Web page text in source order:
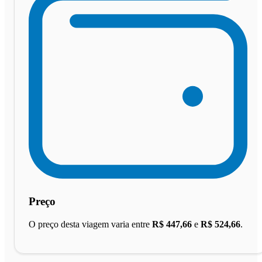
Preço
O preço desta viagem varia entre R$ 447,66 e R$ 524,66.